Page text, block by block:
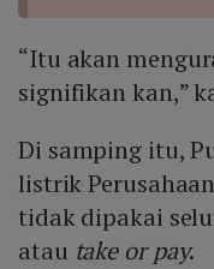
“Itu akan
signifikan kan,”
Di samping itu,
listrik
tidak dipakai
atau take or pay.